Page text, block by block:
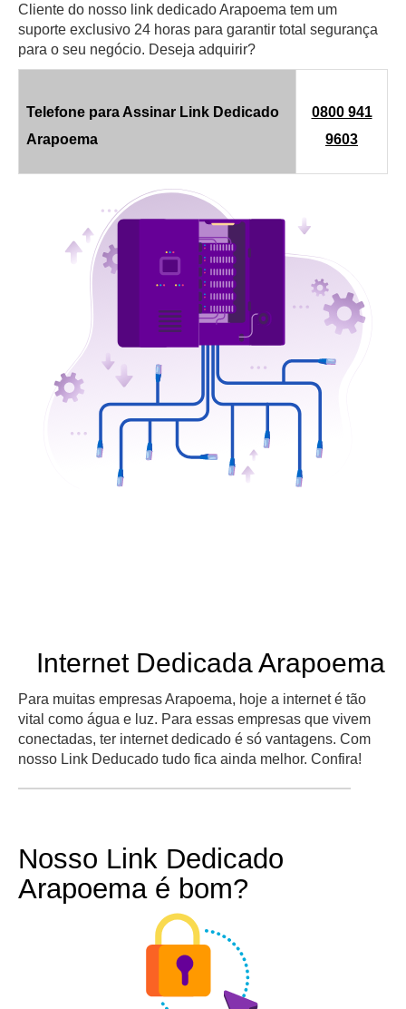
Cliente do nosso link dedicado Arapoema tem um
suporte exclusivo 24 horas para garantir total segurança
para o seu negócio. Deseja adquirir?
Telefone para Assinar Link Dedicado
Arapoema
0800 941
9603
Internet Dedicada Arapoema
Para muitas empresas Arapoema, hoje a internet é tão
vital como água e luz. Para essas empresas que vivem
conectadas, ter internet dedicado é só vantagens. Com
nosso Link Deducado tudo fica ainda melhor. Confira!
Nosso Link Dedicado
Arapoema é bom?